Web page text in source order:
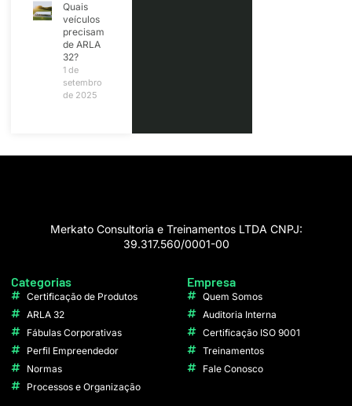
Quais
veículos
precisam
de ARLA
32?
1 de
setembro
de 2025
Merkato Consultoria e Treinamentos LTDA CNPJ:
39.317.560/0001-00
Categorias
Certificação de Produtos
ARLA 32
Fábulas Corporativas
Perfil Empreendedor
Normas
Processos e Organização
Empresa
Quem Somos
Auditoria Interna
Certificação ISO 9001
Treinamentos
Fale Conosco